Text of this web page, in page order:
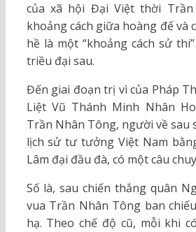
của xã hội Đại Việt thời
khoảng cách giữa hoàng đế và
hề là một “khoảng cách sử
triều đại sau.
Đến giai đoạn trị vì của Pháp
Liệt Vũ Thánh Minh Nhân
Trần Nhân Tông, người về sau
lịch sử tư tưởng Việt Nam
Lâm đại đầu đà, có một câu
Số là, sau chiến thắng quân
vua Trần Nhân Tông ban
hạ. Theo chế độ cũ, mỗi khi